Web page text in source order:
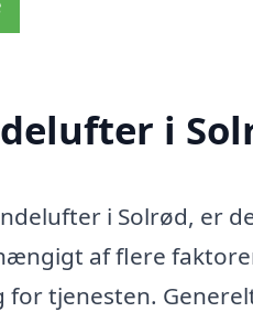
i
i Solrød, er
af flere
tjenesten.